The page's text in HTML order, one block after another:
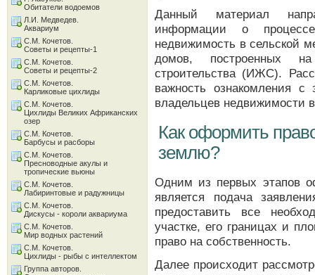
Данный материал
информации о
недвижимость в сельской
домов, построенных
строительства (ИЖС).
важность ознакомления с
владельцев недвижимости
Как оформить
землю?
Одним из первых этапов
является подача
предоставить все
участке, его границах и
право на собственность.
Далее происходит
Обитатели водоемов
Л.И. Медведев.
Аквариум
С.М. Кочетов.
Советы и рецепты-1
С.М. Кочетов.
Советы и рецепты-2
С.М. Кочетов.
Карликовые цихлиды
С.М. Кочетов.
Цихлиды Великих Африканских
озер
С.М. Кочетов.
Барбусы и расборы
С.М. Кочетов.
Пресноводные акулы и
тропические вьюны
С.М. Кочетов.
Лабиринтовые и радужницы
С.М. Кочетов.
Дискусы - короли аквариума
С.М. Кочетов.
Мир водных растений
С.М. Кочетов.
Цихлиды - рыбы с интеллектом
Группа авторов.